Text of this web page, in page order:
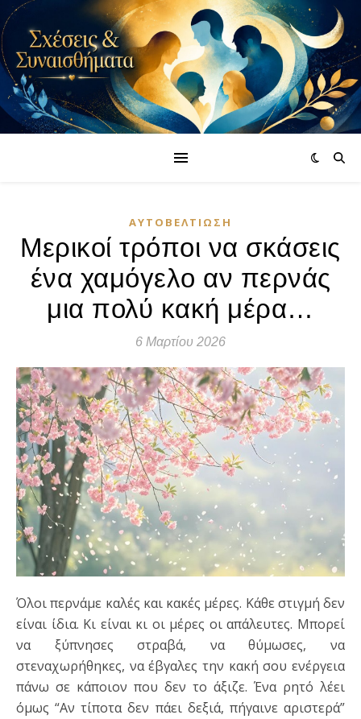
ΑΥΤΟΒΕΛΤΊΩΣΗ
Μερικοί τρόποι να σκάσεις
ένα χαμόγελο αν περνάς
μια πολύ κακή μέρα…
6 Μαρτίου 2026
Όλοι περνάμε καλές και κακές μέρες. Κάθε στιγμή δεν
είναι ίδια. Κι είναι κι οι μέρες οι απάλευτες. Μπορεί
να ξύπνησες στραβά, να θύμωσες, να
στεναχωρήθηκες, να έβγαλες την κακή σου ενέργεια
πάνω σε κάποιον που δεν το άξιζε. Ένα ρητό λέει
όμως “Αν τίποτα δεν πάει δεξιά, πήγαινε αριστερά”